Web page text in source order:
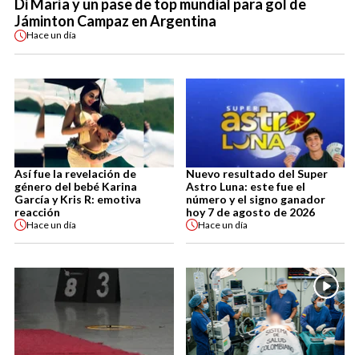
Di María y un pase de top mundial para gol de
Jáminton Campaz en Argentina
Haceun día
Así fue la revelación de
género del bebé Karina
García y Kris R: emotiva
reacción
Haceun día
Nuevo resultado del Super
Astro Luna: este fue el
número y el signo ganador
hoy 7 de agosto de 2026
Haceun día